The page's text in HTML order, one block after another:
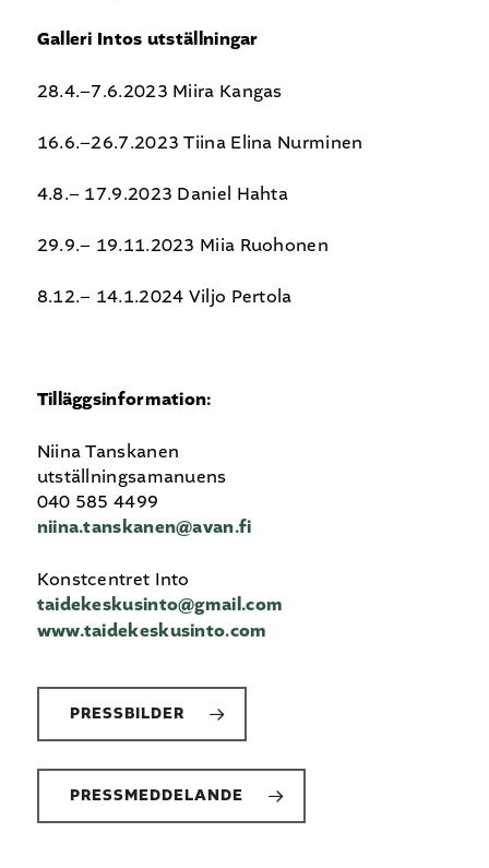
Galleri Intos utställningar
28.4.–7.6.2023 Miira Kangas
16.6.–26.7.2023 Tiina Elina Nurminen
4.8.– 17.9.2023 Daniel Hahta
29.9.– 19.11.2023 Miia Ruohonen
8.12.– 14.1.2024 Viljo Pertola
Tilläggsinformation:
Niina Tanskanen
utställningsamanuens
040 585 4499
niina.tanskanen@avan.fi
Konstcentret Into
taidekeskusinto@gmail.com
www.taidekeskusinto.com
PRESSBILDER
PRESSMEDDELANDE